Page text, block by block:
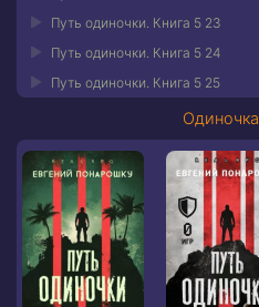
Путь одиночки. Книга 5 23
Путь одиночки. Книга 5 24
Путь одиночки. Книга 5 25
Одиночка